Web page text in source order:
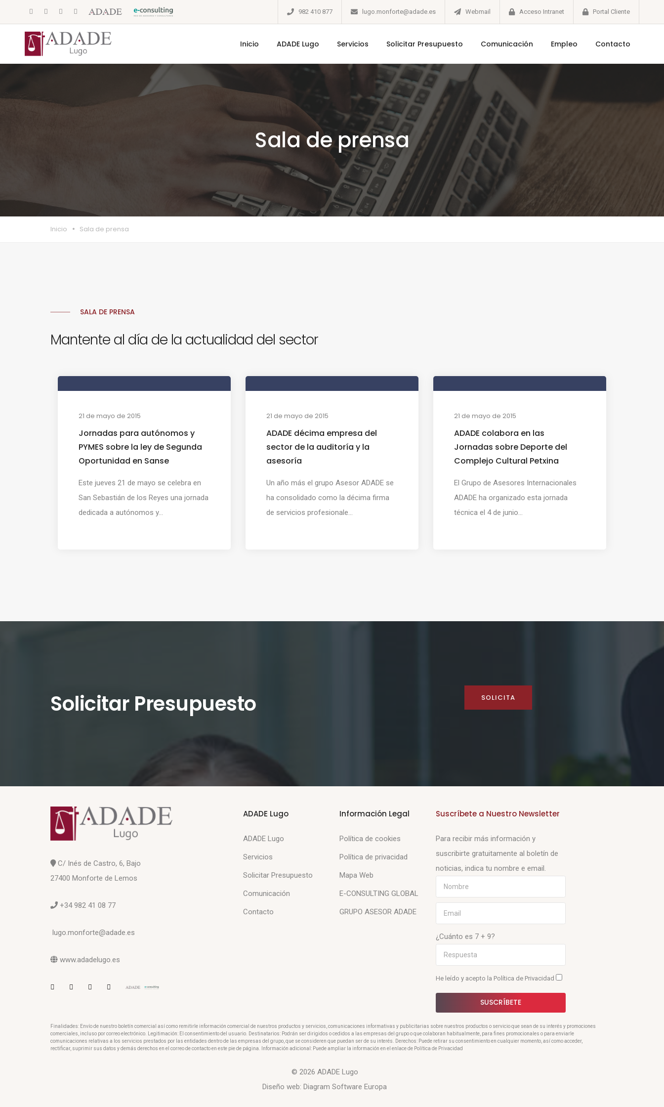
982 410 877 lugo.monforte@adade.es Webmail Acceso Intranet Portal Cliente
Inicio ADADE Lugo Servicios Solicitar Presupuesto Comunicación Empleo Contacto
Sala de prensa
Inicio Sala de prensa
SALA DE PRENSA
Mantente al día de la actualidad del sector
21 de mayo de 2015
Jornadas para autónomos y
PYMES sobre la ley de Segunda
Oportunidad en Sanse
Este jueves 21 de mayo se celebra en
San Sebastián de los Reyes una jornada
dedicada a autónomos y...
21 de mayo de 2015
ADADE décima empresa del
sector de la auditoría y la
asesoría
Un año más el grupo Asesor ADADE se
ha consolidado como la décima firma
de servicios profesionale...
21 de mayo de 2015
ADADE colabora en las
Jornadas sobre Deporte del
Complejo Cultural Petxina
El Grupo de Asesores Internacionales
ADADE ha organizado esta jornada
técnica el 4 de junio...
Solicitar Presupuesto SOLICITA
C/ Inés de Castro, 6, Bajo
27400 Monforte de Lemos
+34 982 41 08 77
lugo.monforte@adade.es
www.adadelugo.es
ADADE Lugo
ADADE Lugo
Servicios
Solicitar Presupuesto
Comunicación
Contacto
Información Legal
Política de cookies
Política de privacidad
Mapa Web
E-CONSULTING GLOBAL
GRUPO ASESOR ADADE
Suscríbete a Nuestro Newsletter
Para recibir más información y
suscribirte gratuitamente al boletín de
noticias, indica tu nombre e email.
¿Cuánto es 7 + 9?
He leído y acepto la Política de Privacidad
SUSCRÍBETE
Finalidades: Envío de nuestro boletín comercial así como remitirle información comercial de nuestros productos y servicios, comunicaciones informativas y publicitarias sobre nuestros productos o servicio que sean de su interés y promociones
comerciales, incluso por correo electrónico. Legitimación: El consentimiento del usuario. Destinatarios: Podrán ser dirigidos o cedidos a las empresas del grupo o que colaboran habitualmente, para fines promocionales o para enviarle
comunicaciones relativas a los servicios prestados por las entidades dentro de las empresas del grupo, que se consideren que puedan ser de su interés. Derechos: Puede retirar su consentimiento en cualquier momento, así como acceder,
rectificar, suprimir sus datos y demás derechos en el correo de contacto en este pie de página. Información adicional: Puede ampliar la información en el enlace de Política de Privacidad
© 2026 ADADE Lugo
Diseño web: Diagram Software Europa